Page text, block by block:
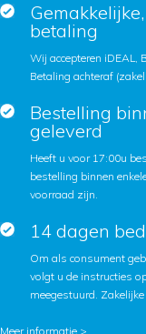
betaling
Wij accepteren iDEAL,
Betaling achteraf
Bestelling
geleverd
Heeft u voor 17:00u
bestelling binnen
voorraad zijn.
14 dagen
Om als consument
volgt u de instructies
meegestuurd.
Meer informatie >